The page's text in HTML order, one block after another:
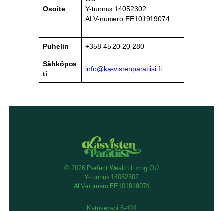
Osoite
Y-tunnus 14052302
ALV-numero EE101919074
Puhelin +358 45 20 20 280
Sähköpos
ti
info@kasvistenparatiisi.fi
© 2026 Perfect Wealth Living OÜ
Y-tunnus 14052302
ALV-numero EE101919074
Katusepapi 6-404